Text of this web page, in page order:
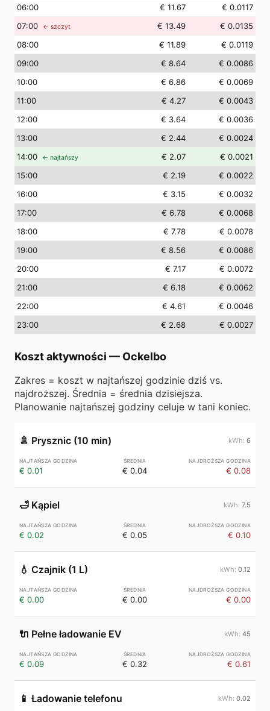
06:00 € 11.67
€ 0.0117
07:00 ← szczyt € 13.49
€ 0.0135
08:00 € 11.89
€ 0.0119
09:00 € 8.64
€ 0.0086
10:00 € 6.86
€ 0.0069
11:00 € 4.27
€ 0.0043
12:00 € 3.64
€ 0.0036
13:00 € 2.44
€ 0.0024
14:00 ← najtańszy € 2.07
€ 0.0021
15:00 € 2.19
€ 0.0022
16:00 € 3.15
€ 0.0032
17:00 € 6.78
€ 0.0068
18:00 € 7.78
€ 0.0078
19:00 € 8.56
€ 0.0086
20:00 € 7.17
€ 0.0072
21:00 € 6.18
€ 0.0062
22:00 € 4.61
€ 0.0046
23:00 € 2.68 € 0.0027
Koszt aktywności — Ockelbo
Zakres = koszt w najtańszej godzinie dziś vs.
najdroższej. Średnia = średnia dzisiejsza.
Planowanie najtańszej godziny celuje w tani koniec.
🚿 Prysznic (10 min) 6
€ 0.01 € 0.04 € 0.08
🛁 Kąpiel 7.5
€ 0.02 € 0.05 € 0.10
💧 Czajnik (1 L) 0.12
€ 0.00 € 0.00 € 0.00
🔌 Pełne ładowanie EV 45
€ 0.09 € 0.32 € 0.61
📱 Ładowanie telefonu 0.02